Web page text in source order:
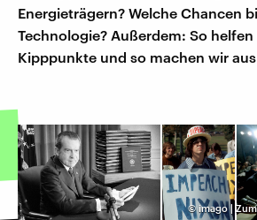
Energieträgern? Welche Chancen
Technologie? Außerdem: So
Kipppunkte und so machen wir
©imago |